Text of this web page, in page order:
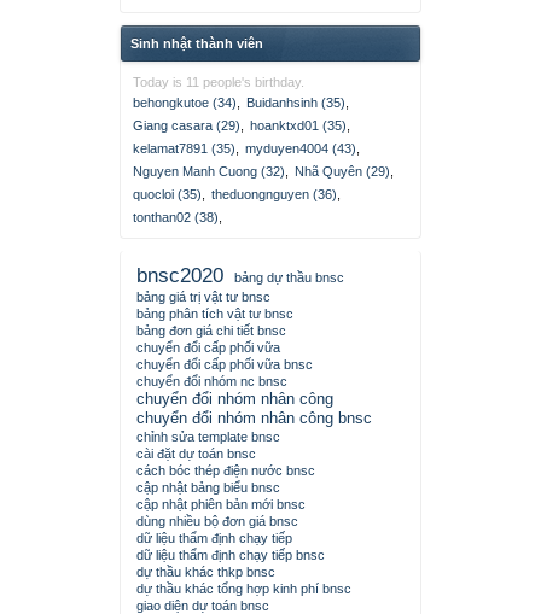
Sinh nhật thành viên
Today is 11 people's birthday.
behongkutoe (34)
Buidanhsinh (35)
Giang casara (29)
hoanktxd01 (35)
kelamat7891 (35)
myduyen4004 (43)
Nguyen Manh Cuong (32)
Nhã Quyên (29)
quocloi (35)
theduongnguyen (36)
tonthan02 (38)
bnsc2020
bảng dự thầu bnsc
bảng giá trị vật tư bnsc
bảng phân tích vật tư bnsc
bảng đơn giá chi tiết bnsc
chuyển đổi cấp phối vữa
chuyển đổi cấp phối vữa bnsc
chuyển đổi nhóm nc bnsc
chuyển đổi nhóm nhân công
chuyển đổi nhóm nhân công bnsc
chỉnh sửa template bnsc
cài đặt dự toán bnsc
cách bóc thép điện nước bnsc
cập nhật bảng biểu bnsc
cập nhật phiên bản mới bnsc
dùng nhiều bộ đơn giá bnsc
dữ liệu thẩm định chạy tiếp
dữ liệu thẩm định chạy tiếp bnsc
dự thầu khác thkp bnsc
dự thầu khác tổng hợp kinh phí bnsc
giao diện dự toán bnsc